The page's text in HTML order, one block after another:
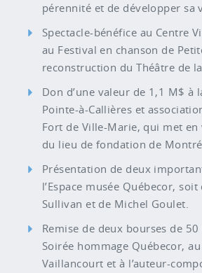
pérennité et de développer sa
Spectacle-bénéfice au Centre
au Festival en chanson de
reconstruction du Théâtre de
Don d’une valeur de 1,1 M$ à
Pointe-à-Callières et
Fort de Ville-Marie, qui met en
du lieu de fondation de
Présentation de deux
l’Espace musée Québecor,
Sullivan et de Michel Goulet.
Remise de deux bourses de
Soirée hommage Québecor,
Vaillancourt et à l’auteur-